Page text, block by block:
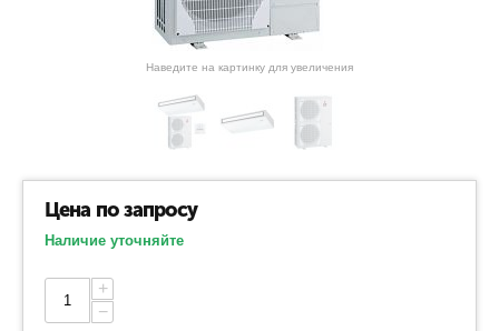
Наведите на картинку для увеличения
Цена по запросу
Наличие уточняйте
+
−